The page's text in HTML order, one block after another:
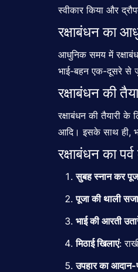
स्वीकार किया और
रक्षाबंधन का
आधुनिक समय में
भाई-बहन एक-दूसरे से
रक्षाबंधन की
रक्षाबंधन की तैयारी
आदि। इसके साथ ही,
रक्षाबंधन का
सुबह स्नान कर
पूजा की थाली
भाई की आरती
मिठाई खिलाएं:
उपहार का आदान-